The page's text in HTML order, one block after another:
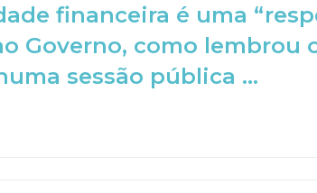
financeira é uma
Governo, como
sessão pública ...